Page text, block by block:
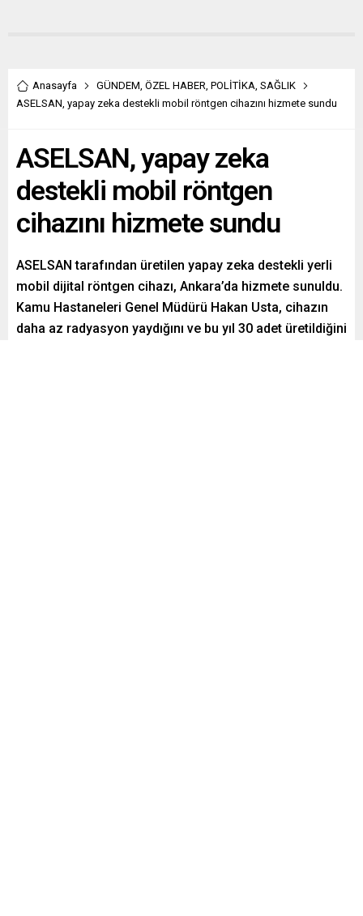
Anasayfa GÜNDEM, ÖZEL HABER, POLİTİKA, SAĞLIK
ASELSAN, yapay zeka destekli mobil röntgen cihazını hizmete sundu
ASELSAN, yapay zeka
destekli mobil röntgen
cihazını hizmete sundu
ASELSAN tarafından üretilen yapay zeka destekli yerli
mobil dijital röntgen cihazı, Ankara’da hizmete sunuldu.
Kamu Hastaneleri Genel Müdürü Hakan Usta, cihazın
daha az radyasyon yaydığını ve bu yıl 30 adet üretildiğini